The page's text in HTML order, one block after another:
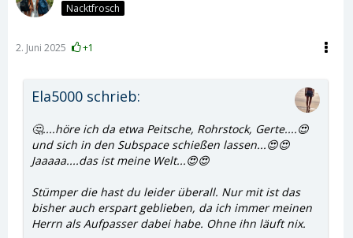
Nacktfrosch
2. Juni 2025 +1
Ela5000 schrieb:
🤔....höre ich da etwa Peitsche, Rohrstock, Gerte....😍
und sich in den Subspace schießen lassen...😍😍
Jaaaaa....das ist meine Welt...😍😍
Stümper die hast du leider überall. Nur mit ist das
bisher auch erspart geblieben, da ich immer meinen
Herrn als Aufpasser dabei habe. Ohne ihn läuft nix.